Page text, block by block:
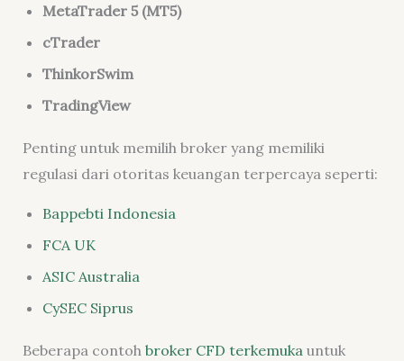
MetaTrader 5 (MT5)
cTrader
ThinkorSwim
TradingView
Penting untuk memilih broker yang memiliki
regulasi dari otoritas keuangan terpercaya seperti:
Bappebti Indonesia
FCA UK
ASIC Australia
CySEC Siprus
Beberapa contoh broker CFD terkemukauntuk